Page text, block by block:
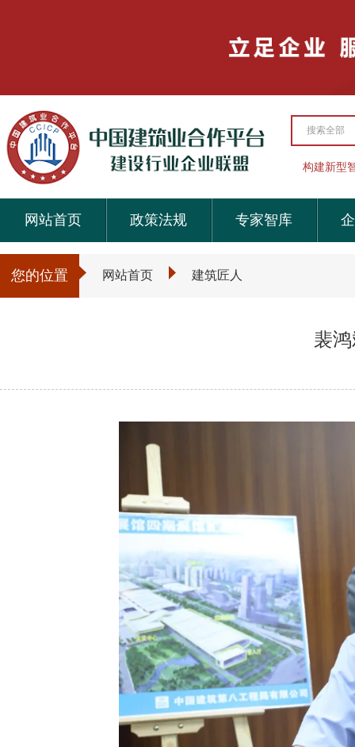
搜索全部
构建新型
网站首页 政策法规 专家智库
您的位置 网站首页 建筑匠人
裴